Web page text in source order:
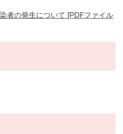
者の発生について [PDFファイル